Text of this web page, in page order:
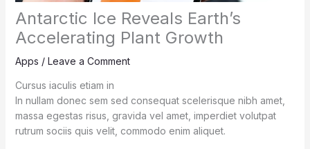
Antarctic Ice Reveals Earth’s
Accelerating Plant Growth
Apps / Leave a Comment
Cursus iaculis etiam in
In nullam donec sem sed consequat scelerisque nibh amet,
massa egestas risus, gravida vel amet, imperdiet volutpat
rutrum sociis quis velit, commodo enim aliquet.